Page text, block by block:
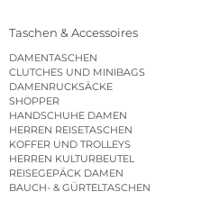
Taschen & Accessoires
DAMENTASCHEN
CLUTCHES UND MINIBAGS
DAMENRUCKSÄCKE
SHOPPER
HANDSCHUHE DAMEN
HERREN REISETASCHEN
KOFFER UND TROLLEYS
HERREN KULTURBEUTEL
REISEGEPÄCK DAMEN
BAUCH- & GÜRTELTASCHEN